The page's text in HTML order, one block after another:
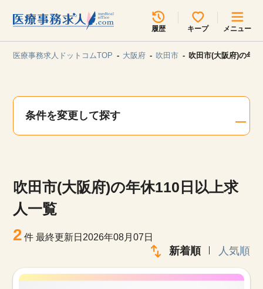
履歴 キープ メニュー
見学会・イベント情報
医療事務求人ドットコムTOP 大阪府 吹田市 吹田市(大阪府)の年
条件を変更して探す
吹田市(大阪府)の年休110日以上求
人一覧
2 件最終更新日2026年08月07日
新着順 人気順
所在地のエリアを選択してください
各支店担当よりご連絡させていただきます。
関東
甲信越・北陸 中国・四国
九州・沖縄